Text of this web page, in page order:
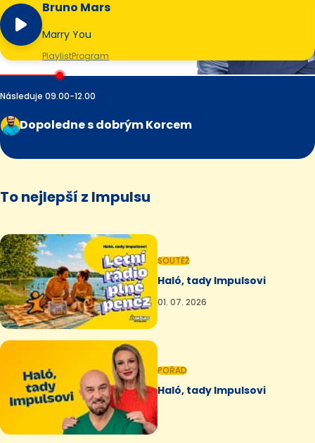
Bruno Mars
Marry You
PlaylistProgram
Následuje 09.00-12.00
Dopoledne s dobrým Korcem
To nejlepší z Impulsu
SOUTĚŽ
Haló, tady Impulsovi
01. 07. 2026
POŘAD
Haló, tady Impulsovi